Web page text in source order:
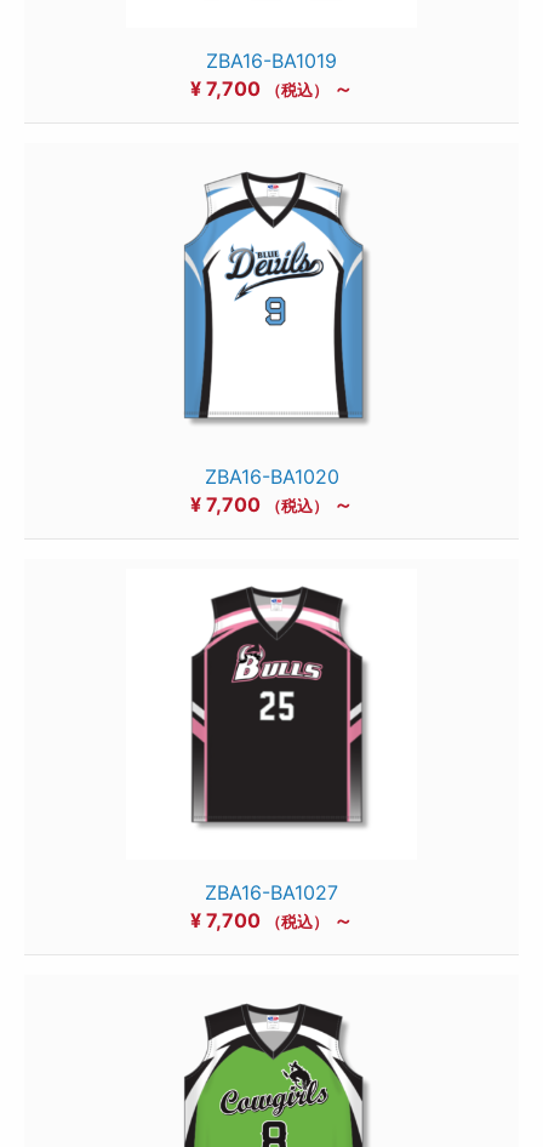
ZBA16-BA1019
¥ 7,700 （税込） ～
ZBA16-BA1020
¥ 7,700 （税込） ～
ZBA16-BA1027
¥ 7,700 （税込） ～